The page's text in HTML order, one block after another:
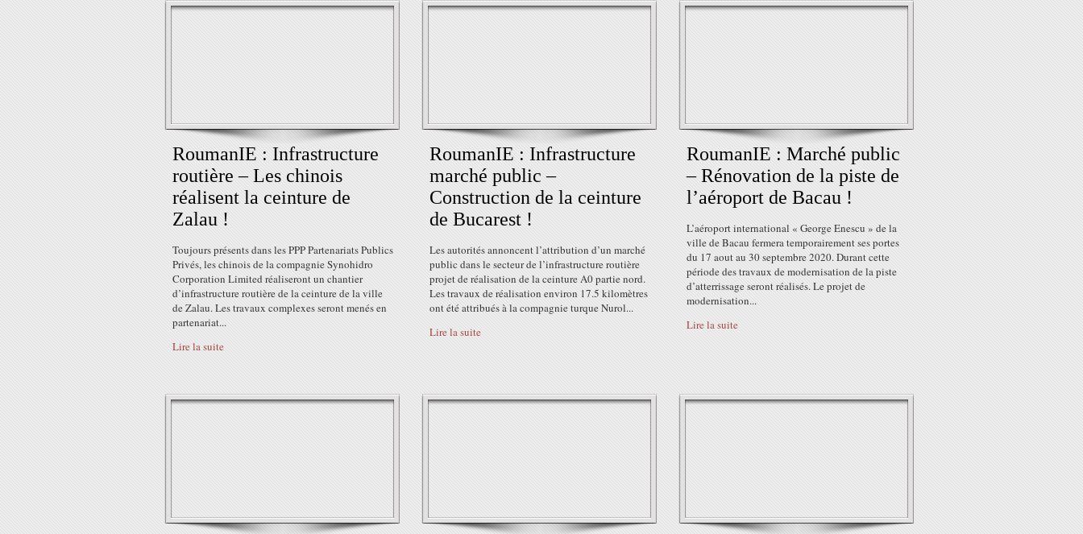
RoumanIE : Infrastructure
routière – Les chinois
réalisent la ceinture de
Zalau !
Toujours présents dans les PPP Partenariats Publics
Privés, les chinois de la compagnie Synohidro
Corporation Limited réaliseront un chantier
d’infrastructure routière de la ceinture de la ville
de Zalau. Les travaux complexes seront menés en
partenariat...
Lire la suite
RoumanIE : Infrastructure
marché public –
Construction de la ceinture
de Bucarest !
Les autorités annoncent l’attribution d’un marché
public dans le secteur de l’infrastructure routière
projet de réalisation de la ceinture A0 partie nord.
Les travaux de réalisation environ 17.5 kilomètres
ont été attribués à la compagnie turque Nurol...
Lire la suite
RoumanIE : Marché public
– Rénovation de la piste de
l’aéroport de Bacau !
L’aéroport international « George Enescu » de la
ville de Bacau fermera temporairement ses portes
du 17 aout au 30 septembre 2020. Durant cette
période des travaux de modernisation de la piste
d’atterrissage seront réalisés. Le projet de
modernisation...
Lire la suite